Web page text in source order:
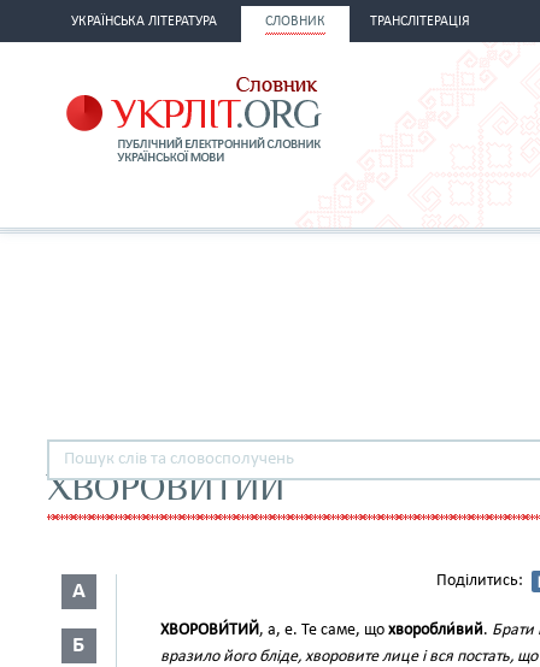
УКРАЇНСЬКА ЛІТЕРАТУРА СЛОВНИК ТРАНСЛІТЕРАЦІЯ
ХВОРОВИТИЙ
А
Б
Поділитись:
ХВОРОВИ́ТИЙ, а, е. Те саме, що хворобли́вий. Брати
вразило його бліде, хворовите лице і вся постать,